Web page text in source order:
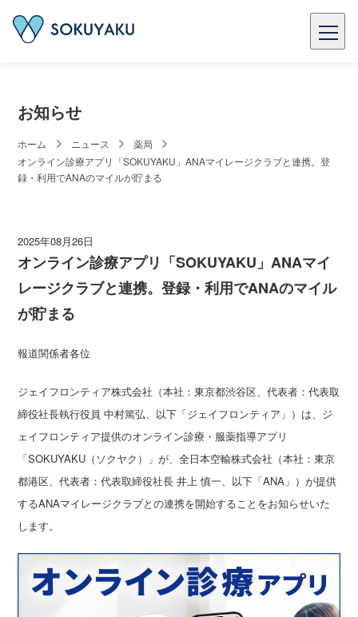
お知らせ
ホーム ニュース
薬局
オンライン診療アプリ「SOKUYAKU」ANAマイレージクラブと連携。登
録・利用でANAのマイルが貯まる
2025年08月26日
オンライン診療アプリ「SOKUYAKU」ANAマイ
レージクラブと連携。登録・利用でANAのマイル
が貯まる
報道関係者各位
ジェイフロンティア株式会社（本社：東京都渋谷区、代表者：代表取
締役社長執行役員 中村篤弘、以下「ジェイフロンティア」）は、ジ
ェイフロンティア提供のオンライン診療・服薬指導アプリ
「SOKUYAKU（ソクヤク）」が、全日本空輸株式会社（本社：東京
都港区、代表者：代表取締役社長 井上 慎一、以下「ANA」）が提供
するANAマイレージクラブとの連携を開始することをお知らせいた
します。